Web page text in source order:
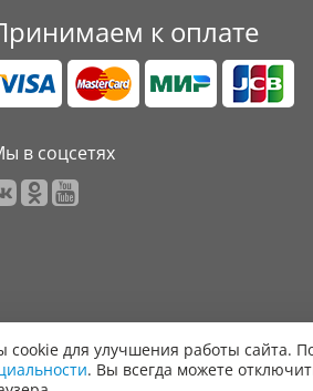
к оплате
в соцсетях
для улучшения работы сайта.
. Вы всегда можете